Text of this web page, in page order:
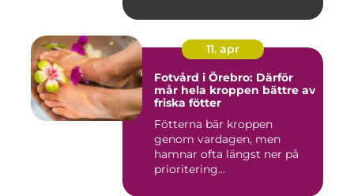
11. apr
Fotvård i Örebro: Därför
mår hela kroppen bättre av
friska fötter
Fötterna bär kroppen
genom vardagen, men
hamnar ofta längst ner på
prioritering...